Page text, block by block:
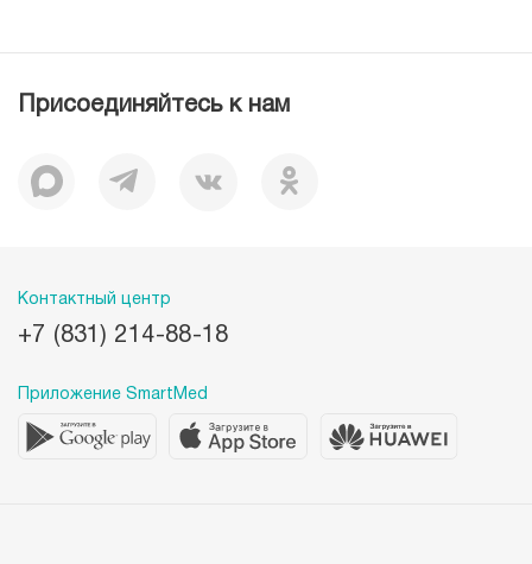
Отзывы
Лицензии
Корпоративная социальная ответственность
Журнал для пациентов «МЕДСИ СЕГОДНЯ»
Присоединяйтесь к нам
Контактный центр
+7 (831) 214-88-18
Приложение SmartMed